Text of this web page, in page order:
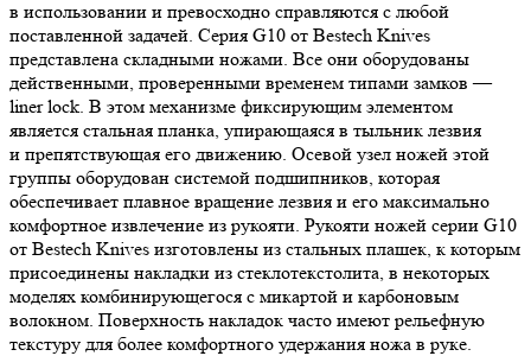
в использовании и превосходно справляются с любой
поставленной задачей. Серия G10 от Bestech Knives
представлена складными ножами. Все они оборудованы
действенными, проверенными временем типами замков —
liner lock. В этом механизме фиксирующим элементом
является стальная планка, упирающаяся в тыльник лезвия
и препятствующая его движению. Осевой узел ножей этой
группы оборудован системой подшипников, которая
обеспечивает плавное вращение лезвия и его максимально
комфортное извлечение из рукояти. Рукояти ножей серии G10
от Bestech Knives изготовлены из стальных плашек, к которым
присоединены накладки из стеклотекстолита, в некоторых
моделях комбинирующегося с микартой и карбоновым
волокном. Поверхность накладок часто имеют рельефную
текстуру для более комфортного удержания ножа в руке.